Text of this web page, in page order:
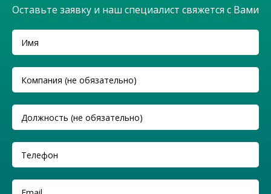
Оставьте заявку и наш специалист свяжется с Вами